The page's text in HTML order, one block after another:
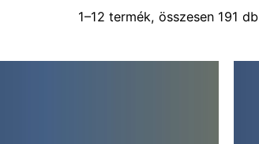
1–12 termék, összesen 191 db